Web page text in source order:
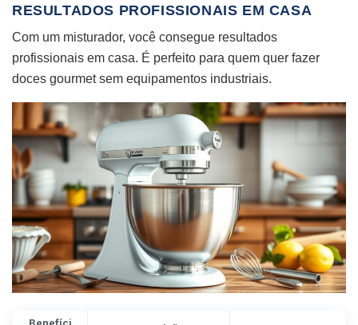
RESULTADOS PROFISSIONAIS EM CASA
Com um misturador, você consegue resultados
profissionais em casa. É perfeito para quem quer fazer
doces gourmet sem equipamentos industriais.